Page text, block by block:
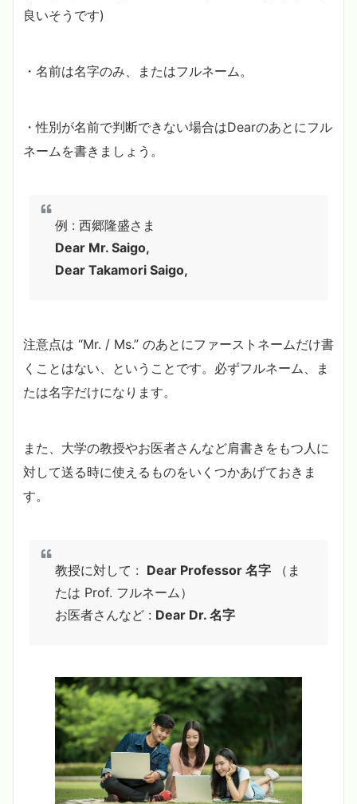
良いそうです)
・名前は名字のみ、またはフルネーム。
・性別が名前で判断できない場合はDearのあとにフル
ネームを書きましょう。
例 : 西郷隆盛さま
Dear Mr. Saigo,
Dear Takamori Saigo,
注意点は “Mr. / Ms.” のあとにファーストネームだけ書
くことはない、ということです。必ずフルネーム、ま
たは名字だけになります。
また、大学の教授やお医者さんなど肩書きをもつ人に
対して送る時に使えるものをいくつかあげておきま
す。
教授に対して : Dear Professor 名字 （ま
たは Prof. フルネーム）
お医者さんなど : Dear Dr. 名字